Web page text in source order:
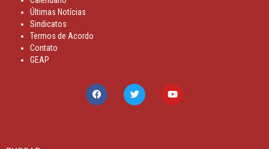
Últimas Notícias
Sindicatos
Termos de Acordo
Contato
GEAP